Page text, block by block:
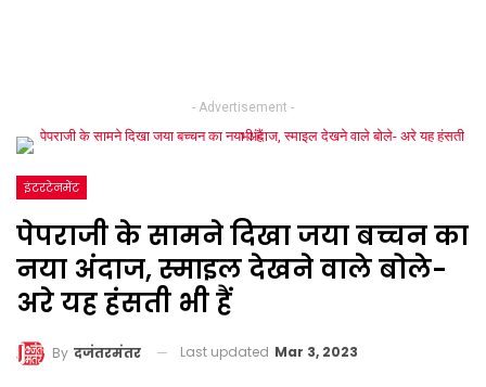
- Advertisement -
इंटरटेनमेंट
पेपराजी के सामने दिखा जया बच्चन का
नया अंदाज, स्माइल देखने वाले बोले-
अरे यह हंसती भी हैं
By दजंतरमंतर Last updated Mar 3, 2023